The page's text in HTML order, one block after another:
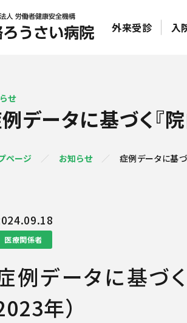
外来受診 入
せ
データに基づく『
ページ お知らせ 症例データに基
医療関係者
例データに基づ
年）